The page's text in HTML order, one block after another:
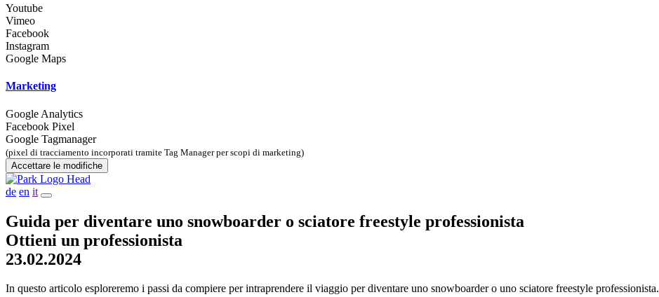
Youtube
Vimeo
Facebook
Instagram
Google Maps
Marketing
Google Analytics
Facebook Pixel
Google Tagmanager
(pixel di tracciamento incorporati tramite Tag Manager per scopi di marketing)
Accettare le modifiche
de en it
Guida per diventare uno snowboarder o sciatore freestyle professionista
Ottieni un professionista
23.02.2024
In questo articolo esploreremo i passi da compiere per intraprendere il viaggio per diventare uno snowboarder o uno sciatore freestyle professionista.